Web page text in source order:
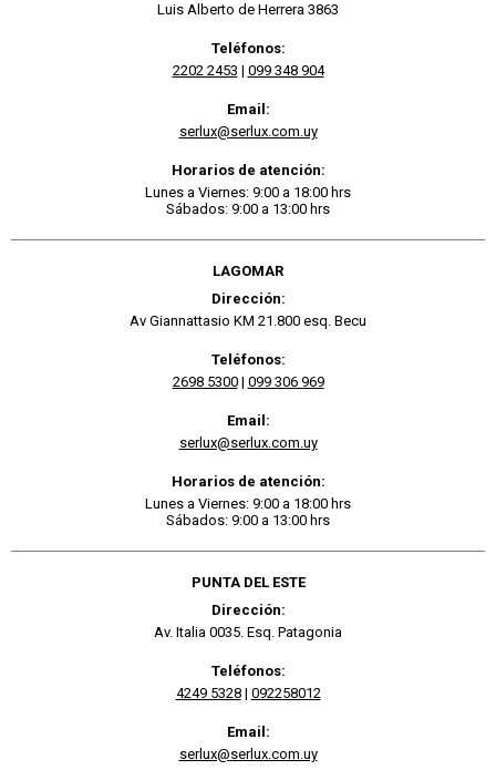
Luis Alberto de Herrera 3863
Teléfonos:
2202 2453 | 099 348 904
Email:
serlux@serlux.com.uy
Horarios de atención:
Lunes a Viernes: 9:00 a 18:00 hrs
Sábados: 9:00 a 13:00 hrs
LAGOMAR
Dirección:
Av Giannattasio KM 21.800 esq. Becu
Teléfonos:
2698 5300| 099 306 969
Email:
serlux@serlux.com.uy
Horarios de atención:
Lunes a Viernes: 9:00 a 18:00 hrs
Sábados: 9:00 a 13:00 hrs
PUNTA DEL ESTE
Dirección:
Av. Italia 0035. Esq. Patagonia
Teléfonos:
4249 5328| 092258012
Email:
serlux@serlux.com.uy